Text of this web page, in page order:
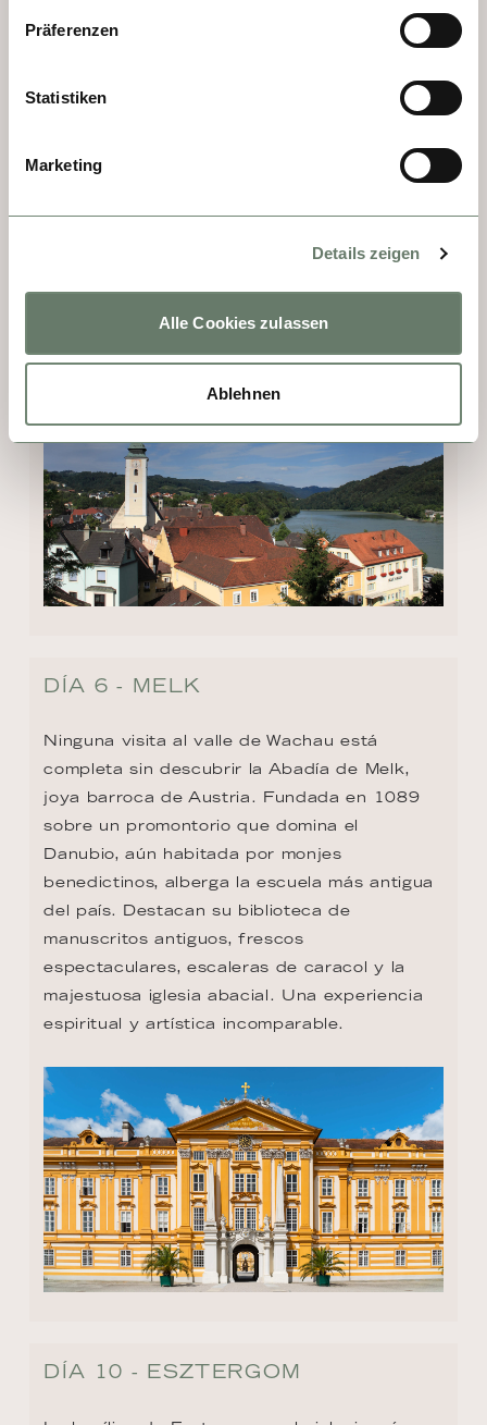
Präferenzen
Statistiken
Marketing
Details zeigen
Alle Cookies zulassen
Ablehnen
DÍA 6 - GREIN
viajeros, en 1793 se construyó en Grein el
pintoresco casco antiguo y conservado
visitarlo! Además, el castillo de Greinsburg
DÍA 6 - MELK
Ninguna visita al valle de Wachau está
completa sin descubrir la Abadía de Melk,
joya barroca de Austria. Fundada en 1089
sobre un promontorio que domina el
Danubio, aún habitada por monjes
benedictinos, alberga la escuela más antigua
del país. Destacan su biblioteca de
manuscritos antiguos, frescos
espectaculares, escaleras de caracol y la
majestuosa iglesia abacial. Una experiencia
espiritual y artística incomparable.
DÍA 10 - ESZTERGOM